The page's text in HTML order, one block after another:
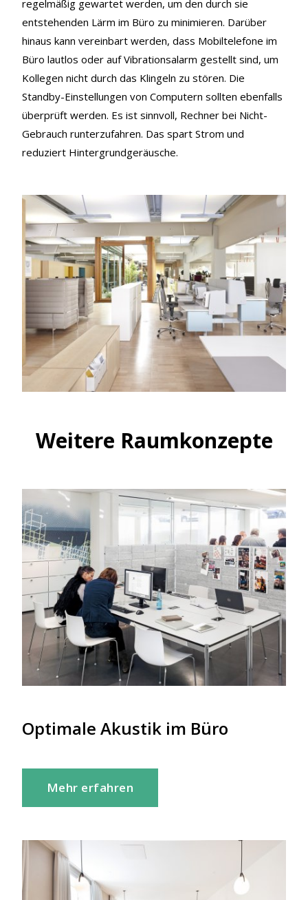
regelmäßig gewartet werden, um den durch sie
entstehenden Lärm im Büro zu minimieren. Darüber
hinaus kann vereinbart werden, dass Mobiltelefone im
Büro lautlos oder auf Vibrationsalarm gestellt sind, um
Kollegen nicht durch das Klingeln zu stören. Die
Standby-Einstellungen von Computern sollten ebenfalls
überprüft werden. Es ist sinnvoll, Rechner bei Nicht-
Gebrauch runterzufahren. Das spart Strom und
reduziert Hintergrundgeräusche.
Weitere Raumkonzepte
Optimale Akustik im Büro
Mehr erfahren